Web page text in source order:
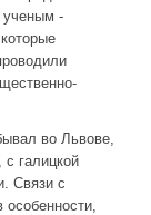
ученым -
во Львове,
галицкой
Связи с